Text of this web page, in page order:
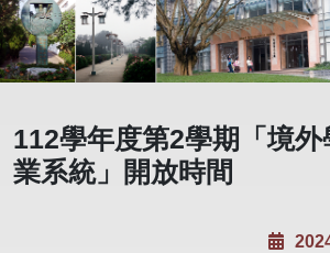
112學年度第2學期「境
業系統」開放時間